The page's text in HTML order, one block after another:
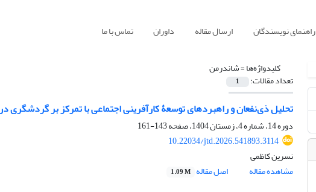
راهنمای نویسندگان ارسال مقاله داوران تماس با ما
کلیدواژه‌ها =شاندرمن
تعداد مقالات: 1
تحلیل ذی‌نفعان و راهبردهای توسعۀ کارآفرینی اجتماعی با تمرکز بر گردشگری
دوره 14، شماره 4، زمستان 1404، صفحه
143-161
10.22034/jtd.2026.541893.3114
نسرین کاظمی
مشاهده مقاله
اصل مقاله 1.09 M